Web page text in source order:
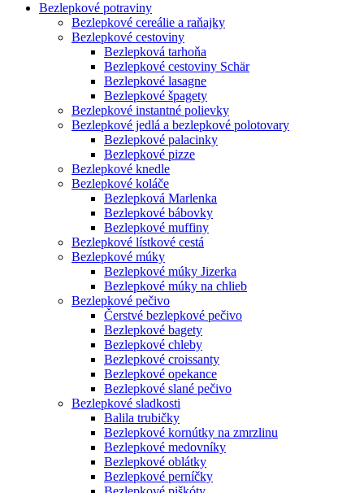
Bezlepkové potraviny
Bezlepkové cereálie a raňajky
Bezlepkové cestoviny
Bezlepková tarhoňa
Bezlepkové cestoviny Schär
Bezlepkové lasagne
Bezlepkové špagety
Bezlepkové instantné polievky
Bezlepkové jedlá a bezlepkové polotovary
Bezlepkové palacinky
Bezlepkové pizze
Bezlepkové knedle
Bezlepkové koláče
Bezlepková Marlenka
Bezlepkové bábovky
Bezlepkové muffiny
Bezlepkové lístkové cestá
Bezlepkové múky
Bezlepkové múky Jizerka
Bezlepkové múky na chlieb
Bezlepkové pečivo
Čerstvé bezlepkové pečivo
Bezlepkové bagety
Bezlepkové chleby
Bezlepkové croissanty
Bezlepkové opekance
Bezlepkové slané pečivo
Bezlepkové sladkosti
Balila trubičky
Bezlepkové kornútky na zmrzlinu
Bezlepkové medovníky
Bezlepkové oblátky
Bezlepkové perníčky